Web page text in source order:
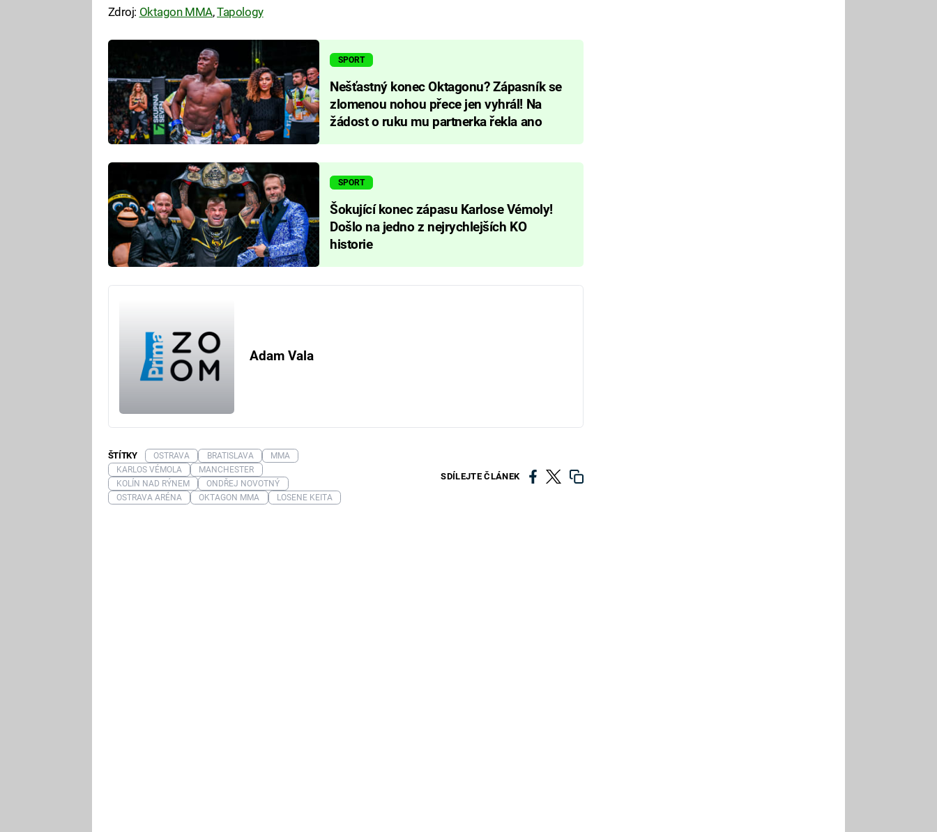
Zdroj: Oktagon MMA,Tapology
SPORT
Nešťastný konec Oktagonu? Zápasník se
zlomenou nohou přece jen vyhrál! Na
žádost o ruku mu partnerka řekla ano
SPORT
Šokující konec zápasu Karlose Vémoly!
Došlo na jedno z nejrychlejších KO
historie
Adam Vala
SDÍLEJTE ČLÁNEK
ŠTÍTKY OSTRAVA BRATISLAVA
MMA
KARLOS VÉMOLA
MANCHESTER
KOLÍN NAD RÝNEM
ONDŘEJ NOVOTNÝ
OSTRAVA ARÉNA
OKTAGON MMA LOSENE KEITA